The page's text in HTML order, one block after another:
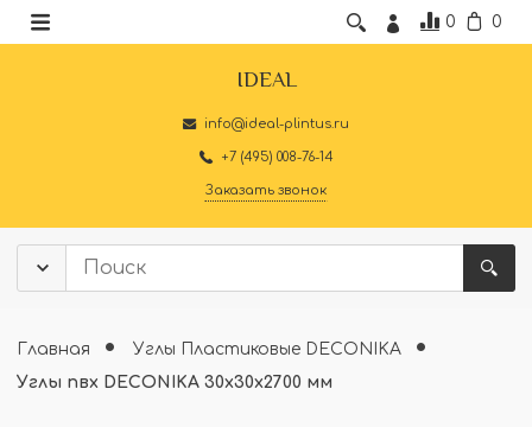
0 0
IDEAL
info@ideal-plintus.ru
+7 (495) 008-76-14
Заказать звонок
Главная
Углы Пластиковые DECONIKA
Углы пвх DECONIKA 30x30x2700 мм